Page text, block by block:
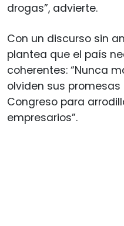
drogas”, advierte.
Con un discurso sin
plantea que el país
coherentes: “Nunca
olviden sus
Congreso para
empresarios”.